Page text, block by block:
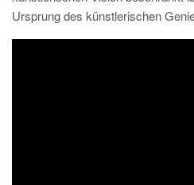
Ursprung des künstlerischen